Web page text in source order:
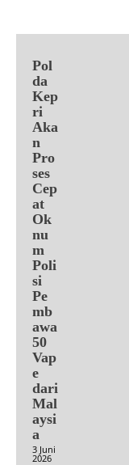
Pol
da
Kep
ri
Aka
n
Pro
ses
Cep
at
Ok
nu
m
Poli
si
Pe
mb
awa
50
Vap
e
dari
Mal
aysi
a
3 Juni
2026